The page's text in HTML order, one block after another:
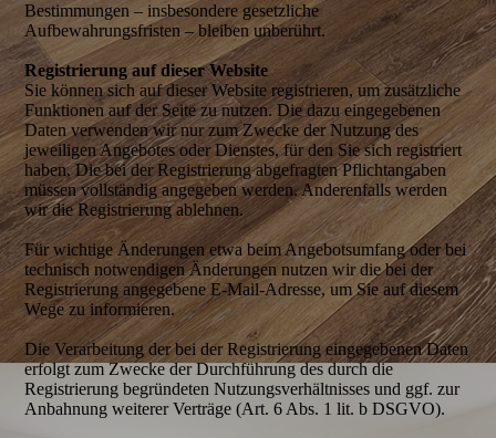
Bestimmungen – insbesondere gesetzliche
Aufbewahrungsfristen – bleiben unberührt.
Registrierung auf dieser Website
Sie können sich auf dieser Website registrieren, um zusätzliche
Funktionen auf der Seite zu nutzen. Die dazu eingegebenen
Daten verwenden wir nur zum Zwecke der Nutzung des
jeweiligen Angebotes oder Dienstes, für den Sie sich registriert
haben. Die bei der Registrierung abgefragten Pflichtangaben
müssen vollständig angegeben werden. Anderenfalls werden
wir die Registrierung ablehnen.
Für wichtige Änderungen etwa beim Angebotsumfang oder bei
technisch notwendigen Änderungen nutzen wir die bei der
Registrierung angegebene E-Mail-Adresse, um Sie auf diesem
Wege zu informieren.
Die Verarbeitung der bei der Registrierung eingegebenen Daten
erfolgt zum Zwecke der Durchführung des durch die
Registrierung begründeten Nutzungsverhältnisses und ggf. zur
Anbahnung weiterer Verträge (Art. 6 Abs. 1 lit. b DSGVO).